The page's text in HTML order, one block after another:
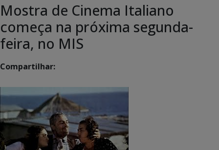
Mostra de Cinema Italiano
começa na próxima segunda-
feira, no MIS
Compartilhar: